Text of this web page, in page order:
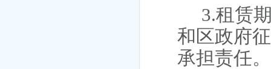
3.租赁
和区政府
承担责任。